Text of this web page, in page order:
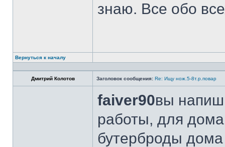
знаю. Все обо
Вернуться к началу
Дмитрий Колотов Заголовок сообщения: Re: Ищу нож.5-8т.р.повар
faiver90вы
работы, для
бутерброды дома